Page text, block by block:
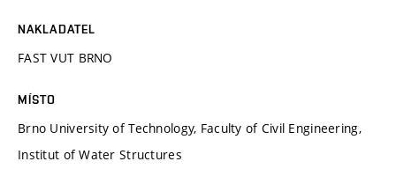
NAKLADATEL
FAST VUT BRNO
MÍSTO
Brno University of Technology, Faculty of Civil Engineering,
Institut of Water Structures